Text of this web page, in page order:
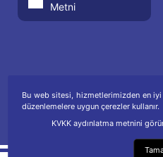
Metni
Bu web sitesi, hizmetlerimizden en
düzenlemelere uygun çerezler kullanır.
KVKK aydınlatma metnini